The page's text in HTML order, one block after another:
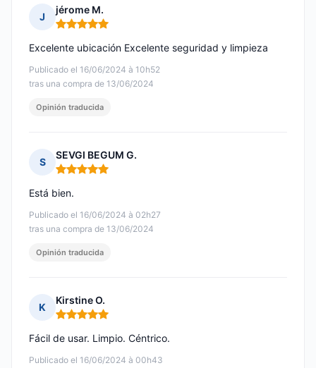
J
jérome M.
Nota: 5 de 5
Publicado el 16/06/2024 à 10h52
tras una compra de 13/06/2024
Excelente ubicación Excelente seguridad y limpieza
Opinión traducida
S
SEVGI BEGUM G.
Nota: 5 de 5
Publicado el 16/06/2024 à 02h27
tras una compra de 13/06/2024
Está bien.
Opinión traducida
K
Kirstine O.
Nota: 5 de 5
Publicado el 16/06/2024 à 00h43
Fácil de usar. Limpio. Céntrico.